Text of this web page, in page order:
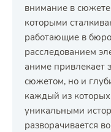
внимание в сюжете
которыми
работающие в
расследованием
аниме привлекает
сюжетом, но и
каждый из
уникальными
разворачивается